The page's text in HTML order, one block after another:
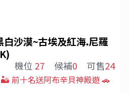
白沙漠~古埃及紅海.尼羅
機位 27 候補0 可售24
前十名送阿布辛貝神殿遊 🚗